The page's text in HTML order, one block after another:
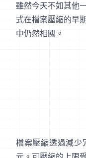
雖然今天不如其他
式在檔案壓縮的早
中仍然相關。
檔案壓縮透過減少